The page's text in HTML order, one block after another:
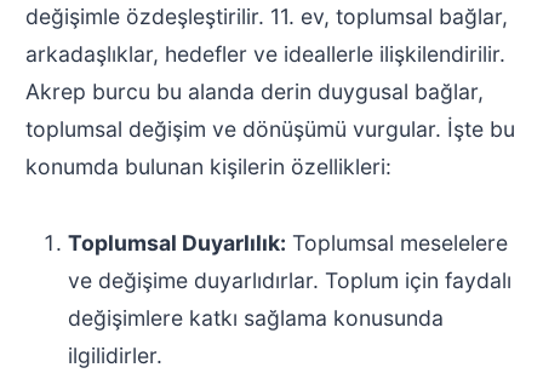
değişimle özdeşleştirilir. 11. ev, toplumsal bağlar,
arkadaşlıklar, hedefler ve ideallerle ilişkilendirilir.
Akrep burcu bu alanda derin duygusal bağlar,
toplumsal değişim ve dönüşümü vurgular. İşte bu
konumda bulunan kişilerin özellikleri:
Toplumsal Duyarlılık: Toplumsal meselelere
ve değişime duyarlıdırlar. Toplum için faydalı
değişimlere katkı sağlama konusunda
ilgilidirler.